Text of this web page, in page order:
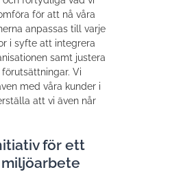
för att nå våra
anpassas till varje
i syfte att integrera
samt justera
Vi
med våra kunder i
att vi även når
för ett